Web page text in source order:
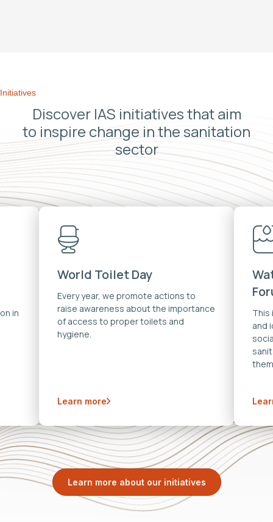
Initiatives
Discover IAS initiatives that aim
to inspire change in the sanitation
sector
in
World Toilet Day
Every year, we promote actions to
raise awareness about the importance
of access to proper toilets and
hygiene.
Learn more
This
and
Learn more about our initiatives